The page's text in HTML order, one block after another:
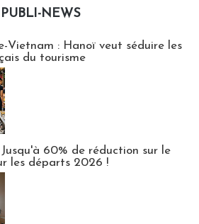
PUBLI-NEWS
Vietnam : Hanoï veut séduire les
du tourisme
60% de réduction sur le
les départs 2026 !